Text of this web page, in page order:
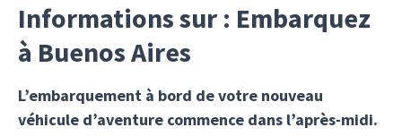
Informations sur : Embarquez
à Buenos Aires
L’embarquement à bord de votre nouveau
véhicule d’aventure commence dans l’après-midi.